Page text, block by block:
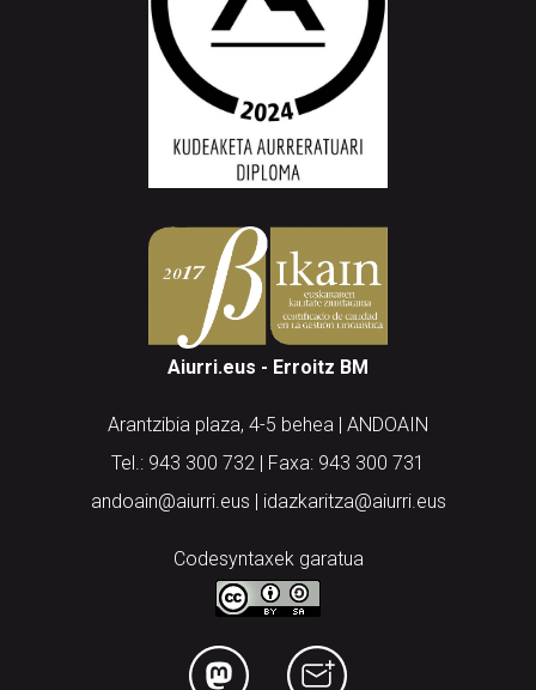
Aiurri.eus - Erroitz BM
Arantzibia plaza, 4-5 behea | ANDOAIN
Tel.: 943 300 732 | Faxa: 943 300 731
andoain@aiurri.eus | idazkaritza@aiurri.eus
Codesyntaxek garatua